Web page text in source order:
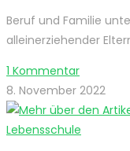
Beruf und Familie
alleinerziehender
1 Kommentar
8. November 2022
Lebensschule